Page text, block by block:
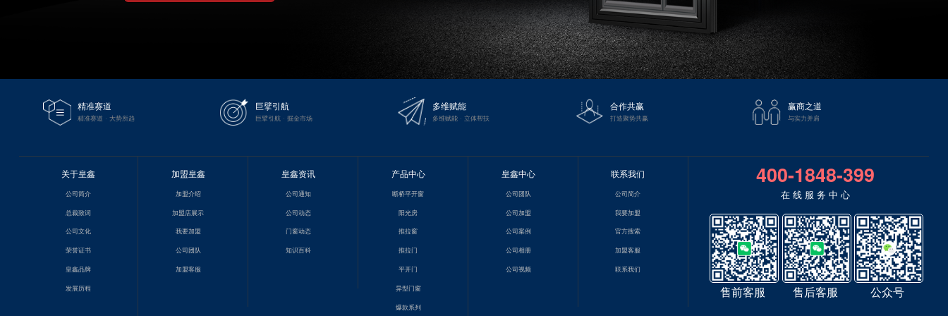
精准赛道
精准赛道 · 大势所趋
巨擘引航
巨擘引航 · 掘金市场
多维赋能
多维赋能 · 立体帮扶
合作共赢
打造聚势共赢
赢商之道
与实力并肩
关于皇鑫
公司简介
总裁致词
公司文化
荣誉证书
皇鑫品牌
发展历程
加盟皇鑫
加盟介绍
加盟店展示
我要加盟
公司团队
加盟客服
皇鑫资讯
公司通知
公司动态
门窗动态
知识百科
产品中心
断桥平开窗
阳光房
推拉窗
推拉门
平开门
异型门窗
爆款系列
皇鑫中心
公司团队
公司加盟
公司案例
公司相册
公司视频
联系我们
公司简介
我要加盟
官方搜索
加盟客服
联系我们
400-1848-399
在 线 服 务 中 心
售前客服 售后客服 公众号